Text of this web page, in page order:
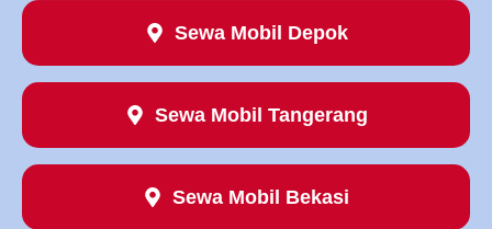
Sewa Mobil Depok
Sewa Mobil Tangerang
Sewa Mobil Bekasi